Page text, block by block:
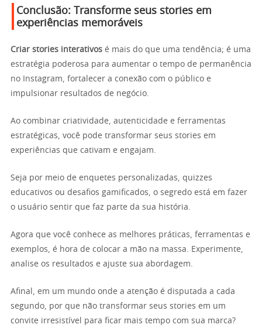
Conclusão: Transforme seus stories em
experiências memoráveis
Criar stories interativos é mais do que uma tendência; é uma
estratégia poderosa para aumentar o tempo de permanência
no Instagram, fortalecer a conexão com o público e
impulsionar resultados de negócio.
Ao combinar criatividade, autenticidade e ferramentas
estratégicas, você pode transformar seus stories em
experiências que cativam e engajam.
Seja por meio de enquetes personalizadas, quizzes
educativos ou desafios gamificados, o segredo está em fazer
o usuário sentir que faz parte da sua história.
Agora que você conhece as melhores práticas, ferramentas e
exemplos, é hora de colocar a mão na massa. Experimente,
analise os resultados e ajuste sua abordagem.
Afinal, em um mundo onde a atenção é disputada a cada
segundo, por que não transformar seus stories em um
convite irresistível para ficar mais tempo com sua marca?